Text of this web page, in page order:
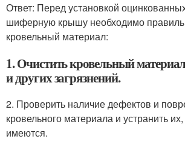
Ответ: Перед установкой
шиферную крышу необходимо
кровельный материал:
1. Очистить кровельный
и других загрязнений.
2. Проверить наличие дефектов и
кровельного материала и устранить
имеются.